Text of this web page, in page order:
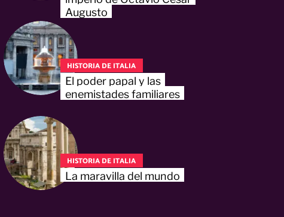
Augusto
HISTORIA DE ITALIA
El poder papal y las
enemistades familiares
HISTORIA DE ITALIA
La maravilla del mundo